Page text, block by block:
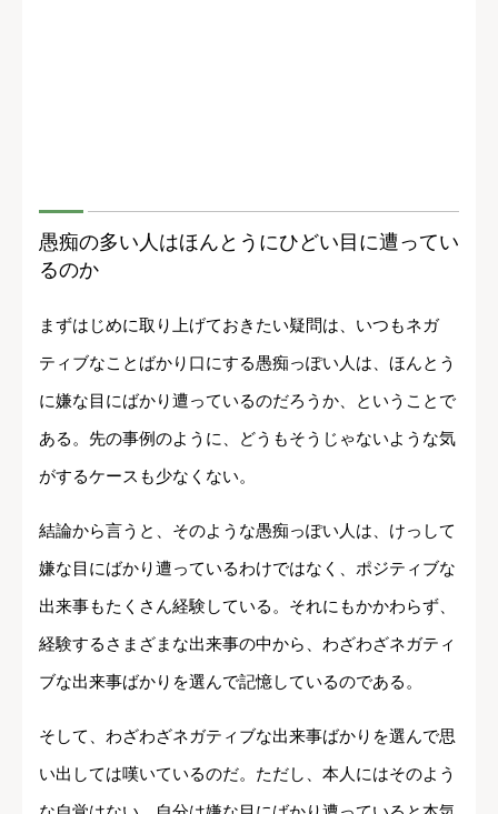
愚痴の多い人はほんとうにひどい目に遭ってい
るのか
まずはじめに取り上げておきたい疑問は、いつもネガ
ティブなことばかり口にする愚痴っぽい人は、ほんとう
に嫌な目にばかり遭っているのだろうか、ということで
ある。先の事例のように、どうもそうじゃないような気
がするケースも少なくない。
結論から言うと、そのような愚痴っぽい人は、けっして
嫌な目にばかり遭っているわけではなく、ポジティブな
出来事もたくさん経験している。それにもかかわらず、
経験するさまざまな出来事の中から、わざわざネガティ
ブな出来事ばかりを選んで記憶しているのである。
そして、わざわざネガティブな出来事ばかりを選んで思
い出しては嘆いているのだ。ただし、本人にはそのよう